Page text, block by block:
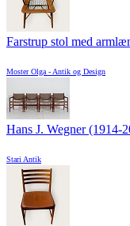
Farstrup stol med
Moster Olga - Antik og Design
Hans J. Wegner (1914-
Stari Antik